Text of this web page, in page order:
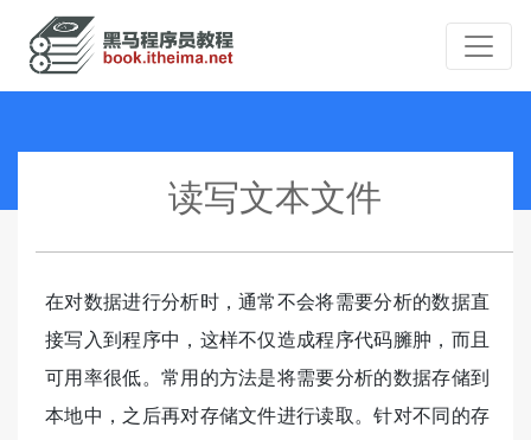
读写文本文件
在对数据进行分析时，通常不会将需要分析的数据直
接写入到程序中，这样不仅造成程序代码臃肿，而且
可用率很低。常用的方法是将需要分析的数据存储到
本地中，之后再对存储文件进行读取。针对不同的存